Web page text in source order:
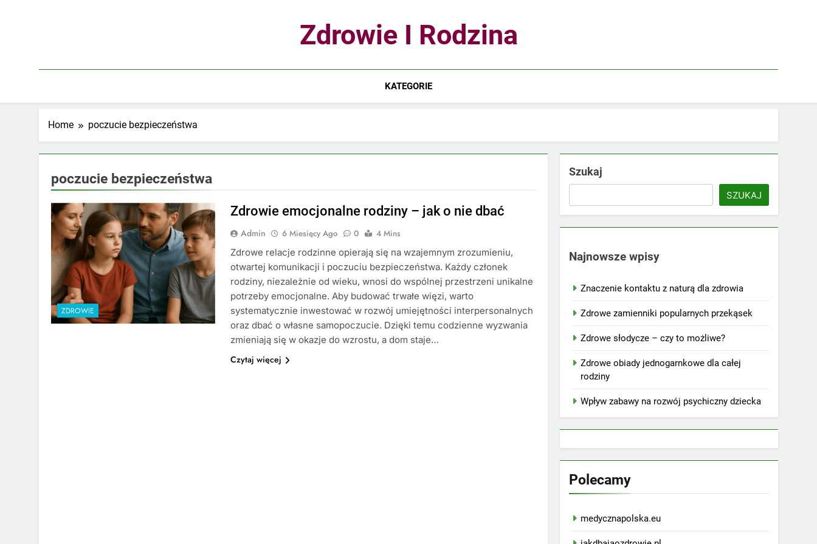
Zdrowie I Rodzina
KATEGORIE
Home poczucie bezpieczeństwa
poczucie bezpieczeństwa
ZDROWIE
Zdrowie emocjonalne rodziny – jak o nie dbać
Admin 6 Miesięcy Ago 0
4 Mins
Zdrowe relacje rodzinne opierają się na wzajemnym zrozumieniu,
otwartej komunikacji i poczuciu bezpieczeństwa. Każdy członek
rodziny, niezależnie od wieku, wnosi do wspólnej przestrzeni unikalne
potrzeby emocjonalne. Aby budować trwałe więzi, warto
systematycznie inwestować w rozwój umiejętności interpersonalnych
oraz dbać o własne samopoczucie. Dzięki temu codzienne wyzwania
zmieniają się w okazje do wzrostu, a dom staje…
Czytaj więcej
Szukaj
SZUKAJ
Najnowsze wpisy
Znaczenie kontaktu z naturą dla zdrowia
Zdrowe zamienniki popularnych przekąsek
Zdrowe słodycze – czy to możliwe?
Zdrowe obiady jednogarnkowe dla całej
rodziny
Wpływ zabawy na rozwój psychiczny dziecka
Polecamy
medycznapolska.eu